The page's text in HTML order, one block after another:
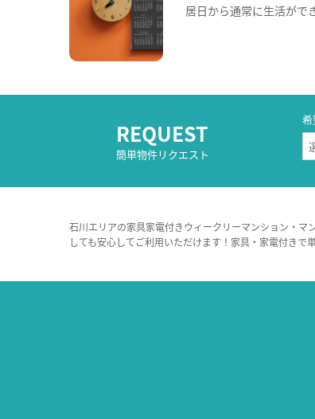
居日から通常に生活がで
REQUEST
簡単物件リクエスト
希
石川エリアの家具家電付きウィークリーマンション・マ
しても安心してご利用いただけます！家具・家電付きで